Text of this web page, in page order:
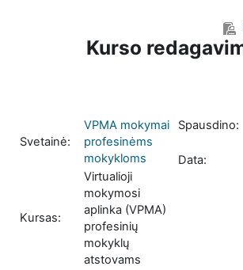
Kurso
Svetainė:
VPMA mokymai
profesinėms
mokykloms
Kursas:
Virtualioji
mokymosi
aplinka (VPMA)
profesinių
mokyklų
atstovams
Spausdino:
Data: